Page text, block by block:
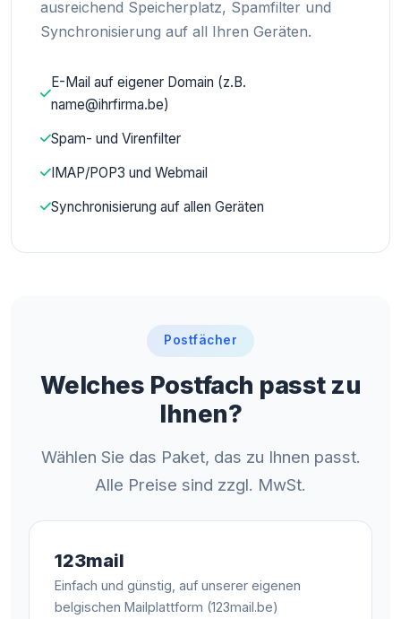
ausreichend Speicherplatz, Spamfilter und
Synchronisierung auf all Ihren Geräten.
E-Mail auf eigener Domain (z.B.
name@ihrfirma.be)
Spam- und Virenfilter
IMAP/POP3 und Webmail
Synchronisierung auf allen Geräten
Postfächer
Welches Postfach passt zu
Ihnen?
Wählen Sie das Paket, das zu Ihnen passt.
Alle Preise sind zzgl. MwSt.
123mail
Einfach und günstig, auf unserer eigenen
belgischen Mailplattform (123mail.be)